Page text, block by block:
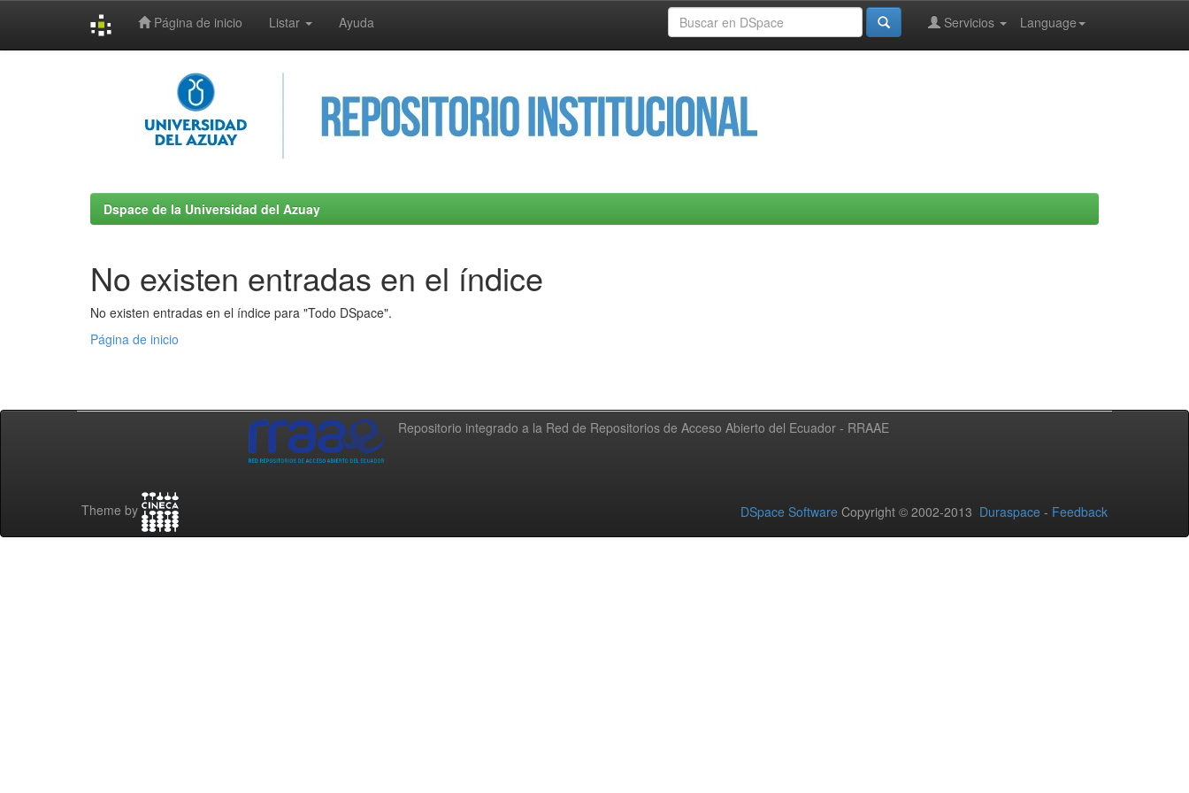
Página de inicio Listar Ayuda Language
Servicios
Dspace de la Universidad del Azuay
No existen entradas en el índice
No existen entradas en el índice para "Todo DSpace".
Página de inicio
Repositorio integrado a la Red de Repositorios de Acceso Abierto del Ecuador - RRAAE
Theme by DSpace Software Copyright © 2002-2013 Duraspace - Feedback